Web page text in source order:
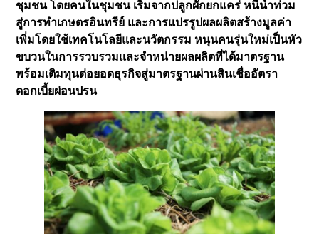
ชุมชน โดยคนในชุมชน เริ่มจากปลูกผักยกแคร่ หนีน้ำท่วม
สู่การทำเกษตรอินทรีย์ และการแปรรูปผลผลิตสร้างมูลค่า
เพิ่มโดยใช้เทคโนโลยีและนวัตกรรม หนุนคนรุ่นใหม่เป็นหัว
ขบวนในการรวบรวมและจำหน่ายผลผลิตที่ได้มาตรฐาน
พร้อมเติมทุนต่อยอดธุรกิจสู่มาตรฐานผ่านสินเชื่ออัตรา
ดอกเบี้ยผ่อนปรน